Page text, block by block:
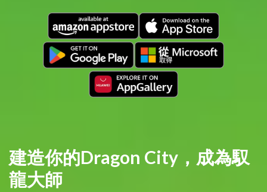
建造你的Dragon City，成為馭
龍大師